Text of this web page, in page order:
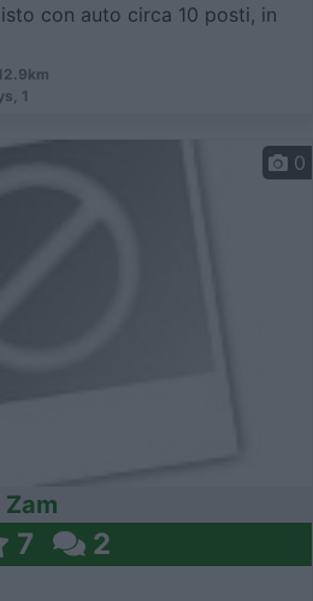
con auto circa 10 posti, in
1
0
7 2